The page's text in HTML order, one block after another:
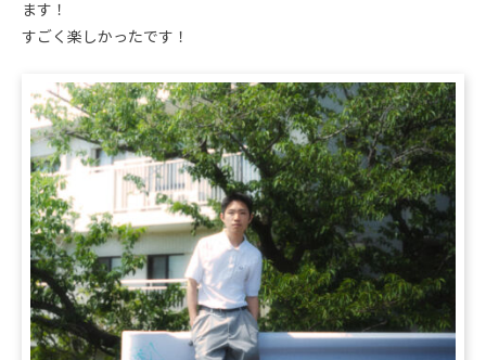
ます！
すごく楽しかったです！